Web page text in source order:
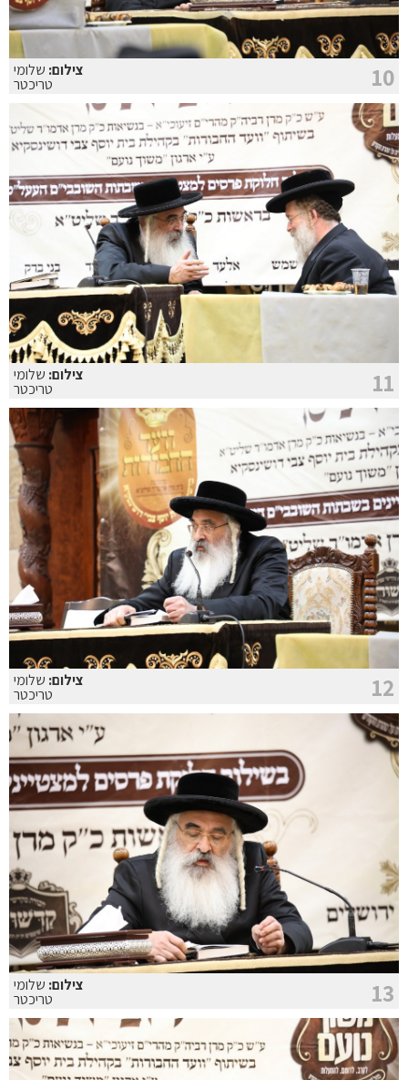
10 צילום: שלומי
טריכטר
11 צילום: שלומי
טריכטר
12 צילום: שלומי
טריכטר
13 צילום: שלומי
טריכטר